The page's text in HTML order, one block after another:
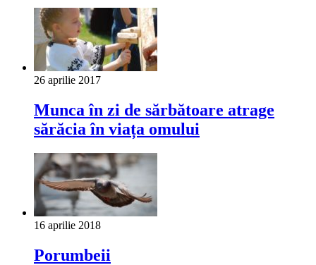
26 aprilie 2017
Munca în zi de sărbătoare atrage
sărăcia în viața omului
16 aprilie 2018
Porumbeii